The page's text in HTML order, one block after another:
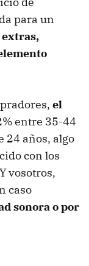
para un
el
entre 35-44
24 años, algo
con los
vosotros,
caso
sonora o por